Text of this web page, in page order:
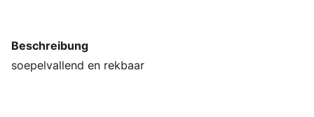
Beschreibung
soepelvallend en rekbaar